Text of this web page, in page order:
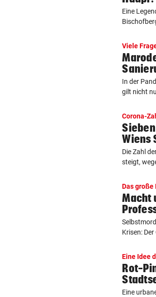
Eine
Viele
In der
gilt nicht
Corona-
Wiens
Die Zahl
steigt,
Das große
Macht
Krisen:
Eine Idee
Rot-
Eine